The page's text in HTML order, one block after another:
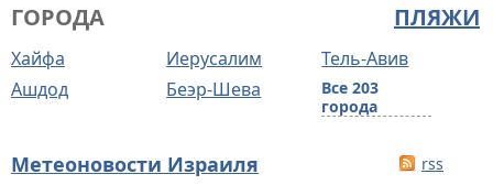
ПЛЯЖИ
ГОРОДА
Хайфа Иерусалим
Тель-Авив
Ашдод
Беэр-Шева
Все 203
города
Метеоновости Израиля rss